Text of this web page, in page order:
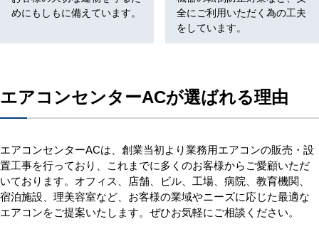
めにもしもに備えています。
全にご利用いただく為の工夫
をしています。
エアコンセンターACが選ばれる理由
エアコンセンターACは、創業当初より業務用エアコンの販売・設
置工事を行っており、これまでに多くのお客様からご愛顧いただ
いております。オフィス、店舗、ビル、工場、病院、教育機関、
宿泊施設、理美容室など、お客様の業域やニーズに応じた最適な
エアコンをご提案いたします。ぜひお気軽にご相談ください。